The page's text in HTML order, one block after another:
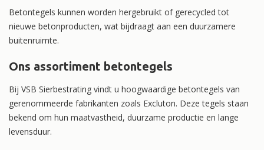
Betontegels kunnen worden hergebruikt of gerecycled tot
nieuwe betonproducten, wat bijdraagt aan een duurzamere
buitenruimte.
Ons assortiment betontegels
Bij VSB Sierbestrating vindt u hoogwaardige betontegels van
gerenommeerde fabrikanten zoals Excluton. Deze tegels staan
bekend om hun maatvastheid, duurzame productie en lange
levensduur.